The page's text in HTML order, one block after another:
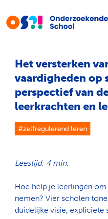
Het versterken
vaardigheden op
perspectief van
leerkrachten en
#zelfregulerend leren
Leestijd: 4 min.
Hoe help je leerlingen
nemen? Vier scholen
duidelijke visie, expliciete